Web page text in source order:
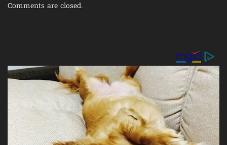
Comments are closed.